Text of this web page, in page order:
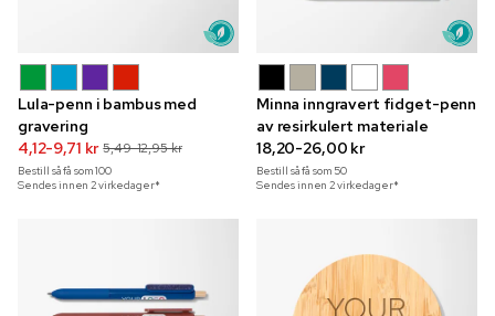
Lula-penn i bambus med
gravering
4,12-9,71 kr 5,49-12,95 kr
Bestill så få som100
Sendes innen 2 virkedager*
Minna inngravert fidget-penn
av resirkulert materiale
18,20-26,00 kr
Bestill så få som 50
Sendes innen 2 virkedager*